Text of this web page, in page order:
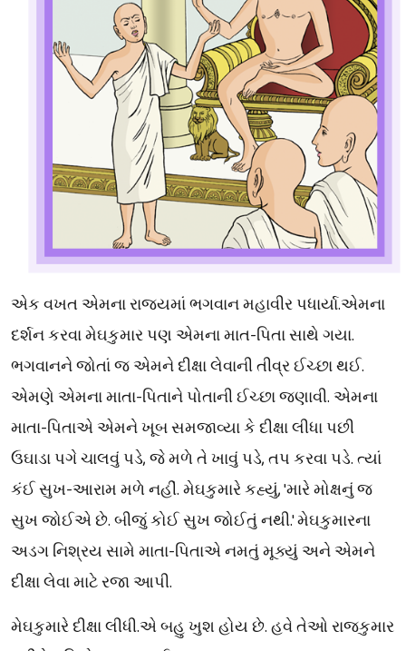
એક વખત એમના રાજ્યમાં ભગવાન મહાવીર પધાર્યા.એમના
દર્શન કરવા મેઘકુમાર પણ એમના માત-પિતા સાથે ગયા.
ભગવાનને જોતાં જ એમને દીક્ષા લેવાની તીવ્ર ઈચ્છા થઈ.
એમણે એમના માતા-પિતાને પોતાની ઈચ્છા જણાવી. એમના
માતા-પિતાએ એમને ખૂબ સમજાવ્યા કે દીક્ષા લીધા પછી
ઉઘાડા પગે ચાલવું પડે, જે મળે તે ખાવું પડે, તપ કરવા પડે. ત્યાં
કંઈ સુખ-આરામ મળે નહીં. મેઘકુમારે કહ્યું, 'મારે મોક્ષનું જ
સુખ જોઈએ છે. બીજું કોઈ સુખ જોઈતું નથી.' મેઘકુમારના
અડગ નિશ્રય સામે માતા-પિતાએ નમતું મૂક્યું અને એમને
દીક્ષા લેવા માટે રજા આપી.
મેઘકુમારે દીક્ષા લીધી.એ બહુ ખુશ હોય છે. હવે તેઓ રાજકુમાર